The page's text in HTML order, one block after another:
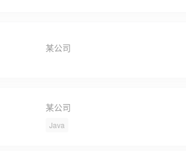
某公司
某公司
Java